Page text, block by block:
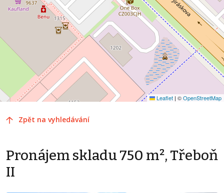
Leaflet | ©OpenStreetMap
Zpět na vyhledávání
Pronájem skladu 750 m², Třeboň
II